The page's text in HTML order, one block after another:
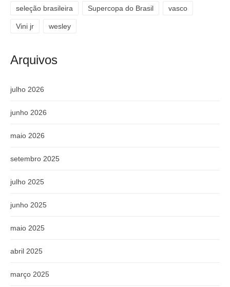
seleção brasileira Supercopa do Brasil vasco
Vini jr wesley
Arquivos
julho 2026
junho 2026
maio 2026
setembro 2025
julho 2025
junho 2025
maio 2025
abril 2025
março 2025